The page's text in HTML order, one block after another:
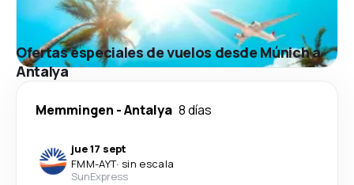
Ofertas especiales de vuelos desde Múnich a
Antalya
Memmingen -Antalya 8 días
jue 17 sept
FMM-AYT· sin escala
SunExpress